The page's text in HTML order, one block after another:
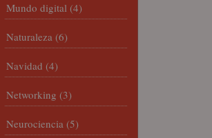
Mundo digital (4)
Naturaleza (6)
Navidad (4)
Networking (3)
Neurociencia (5)